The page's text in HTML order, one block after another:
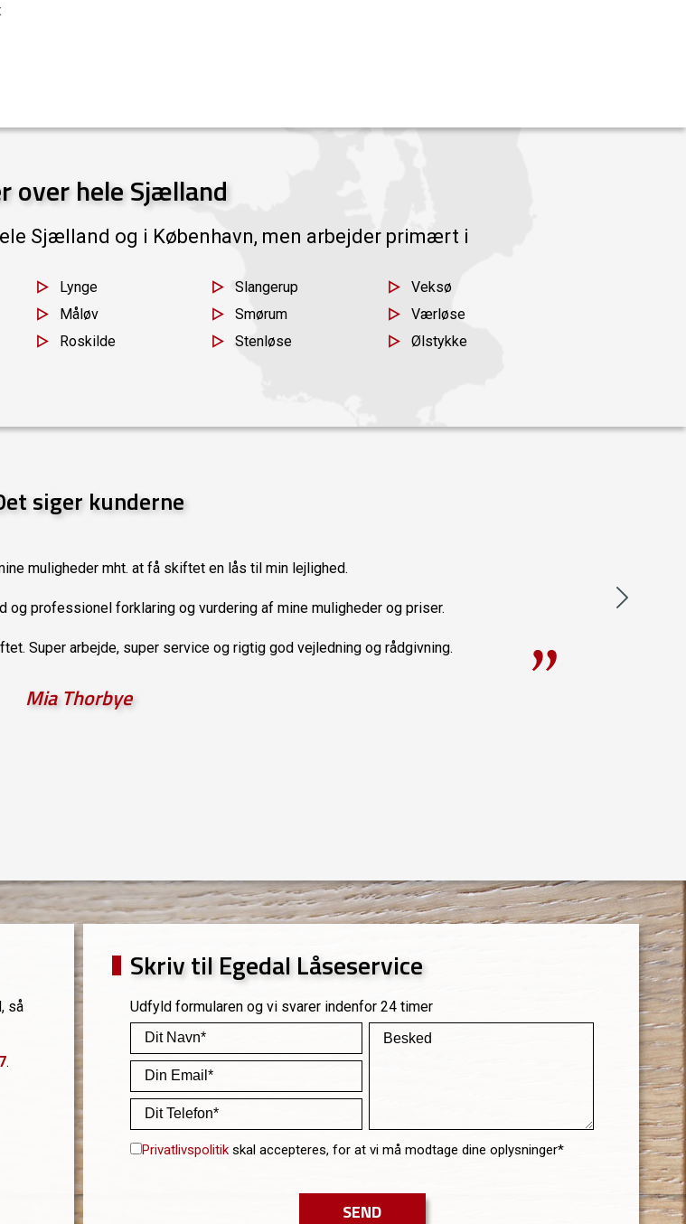
over hele Sjælland
Sjælland og i København, men arbejder primært i
Lynge
Måløv
Roskilde
Slangerup
Smørum
Stenløse
Veksø
Værløse
Ølstykke
siger kunderne
muligheder mht. at få skiftet en lås til min lejlighed.
og professionel forklaring og vurdering af mine muligheder og priser.
Super arbejde, super service og rigtig god vejledning og rådgivning.
Mia Thorbye
så
.
Skriv til Egedal Låseservice
Udfyld formularen og vi svarer indenfor 24 timer
Privatlivspolitik skal accepteres, for at vi må modtage dine oplysninger*